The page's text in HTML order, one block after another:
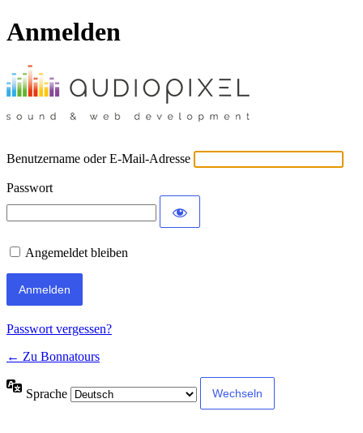
Anmelden
Benutzername oder E-Mail-Adresse
Passwort
Angemeldet bleiben
Passwort vergessen?
← Zu Bonnatours
Sprache